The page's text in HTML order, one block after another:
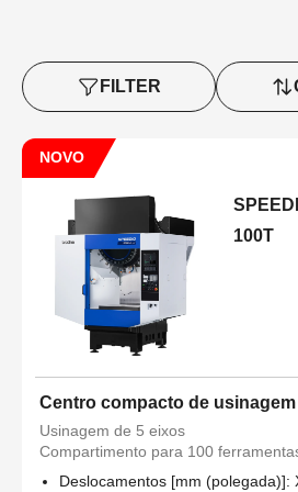
FILTER
NOVO
100T
Centro compacto de usinagem
Usinagem de 5 eixos
Compartimento para 100
Deslocamentos [mm (polegada)]: